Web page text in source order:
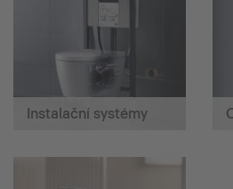
Instalační systémy